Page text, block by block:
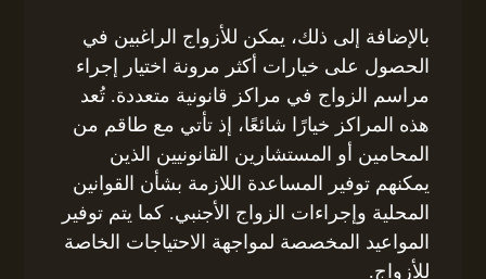
بالإضافة إلى ذلك، يمكن للأزواج الراغبين في
الحصول على خيارات أكثر مرونة اختيار إجراء
مراسم الزواج في مراكز قانونية متعددة. تُعد
هذه المراكز خيارًا شائعًا، إذ تأتي مع طاقم من
المحامين أو المستشارين القانونيين الذين
يمكنهم توفير المساعدة اللازمة بشأن القوانين
المحلية وإجراءات الزواج الأجنبي. كما يتم توفير
المواعيد المخصصة لمواجهة الاحتياجات الخاصة
للأزواج.